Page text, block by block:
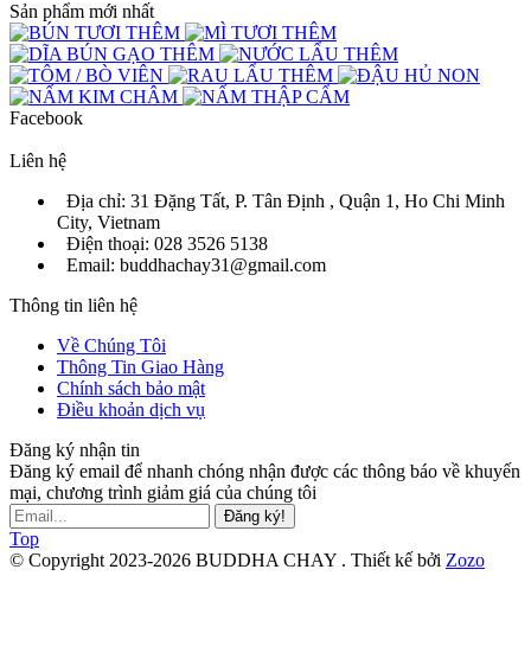
Sản phẩm mới nhất
Facebook
Liên hệ
Địa chỉ: 31 Đặng Tất, P. Tân Định , Quận 1, Ho Chi Minh
City, Vietnam
Điện thoại: 028 3526 5138
Email: buddhachay31@gmail.com
Thông tin liên hệ
Về Chúng Tôi
Thông Tin Giao Hàng
Chính sách bảo mật
Điều khoản dịch vụ
Đăng ký nhận tin
Đăng ký email để nhanh chóng nhận được các thông báo về khuyến
mại, chương trình giảm giá của chúng tôi
Đăng ký!
Top
© Copyright 2023-2026 BUDDHA CHAY . Thiết kế bởi Zozo